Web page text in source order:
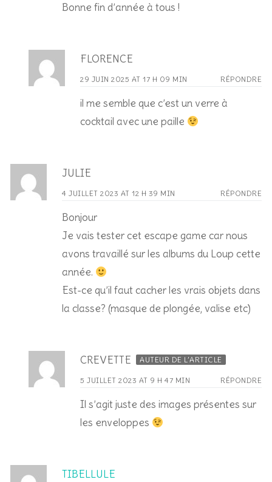
Bonne fin d’année à tous !
FLORENCE
29 JUIN 2025 AT 17 H 09 MIN RÉPONDRE
il me semble que c’est un verre à
cocktail avec une paille
JULIE
4 JUILLET 2023 AT 12 H 39 MIN RÉPONDRE
Bonjour
Je vais tester cet escape game car nous
avons travaillé sur les albums du Loup cette
année.
Est-ce qu’il faut cacher les vrais objets dans
la classe? (masque de plongée, valise etc)
CREVETTE AUTEUR DE L’ARTICLE
5 JUILLET 2023 AT 9 H 47 MIN RÉPONDRE
Il s’agit juste des images présentes sur
les enveloppes
TIBELLULE